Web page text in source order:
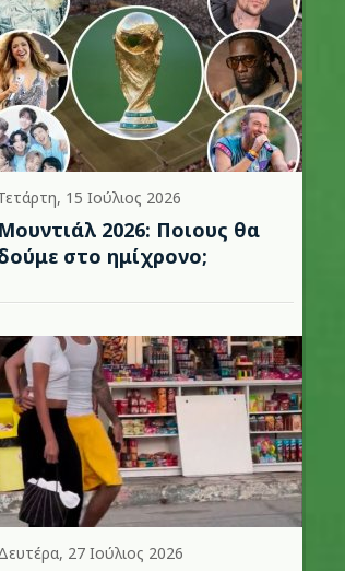
15 Ιούλιος 2026
Μουντιάλ 2026: Ποιους θα
στο ημίχρονο;
27 Ιούλιος 2026